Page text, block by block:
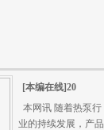
[本编在线]20
本网讯 随着热泵行
业的持续发展，产品